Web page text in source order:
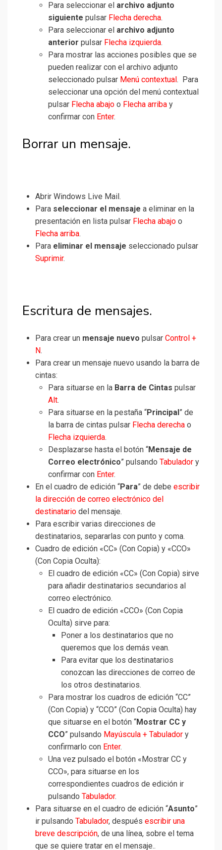
Para seleccionar el archivo adjunto
siguiente pulsar Flecha derecha.
Para seleccionar el archivo adjunto
anterior pulsar Flecha izquierda.
Para mostrar las acciones posibles que se
pueden realizar con el archivo adjunto
seleccionado pulsar Menú contextual . Para
seleccionar una opción del menú contextual
pulsar Flecha abajo o Flecha arriba y
confirmar con Enter.
Borrar un mensaje.
Abrir Windows Live Mail.
Para seleccionar el mensaje a eliminar en la
presentación en lista pulsar Flecha abajo o
Flecha arriba.
Para eliminar el mensaje seleccionado pulsar
Suprimir.
Escritura de mensajes.
Para crear un mensaje nuevo pulsar Control +
N.
Para crear un mensaje nuevo usando la barra de
cintas:
Para situarse en la Barra de Cintas pulsar
Alt.
Para situarse en la pestaña “Principal ” de
la barra de cintas pulsar Flecha derecha o
Flecha izquierda.
Desplazarse hasta el botón “Mensaje de
Correo electrónico” pulsando Tabulador y
confirmar con Enter.
En el cuadro de edición “Para” de debe escribir
la dirección de correo electrónico del
destinatario del mensaje.
Para escribir varias direcciones de
destinatarios, separarlas con punto y coma.
Cuadro de edición «CC» (Con Copia) y «CCO»
(Con Copia Oculta):
El cuadro de edición «CC» (Con Copia) sirve
para añadir destinatarios secundarios al
correo electrónico.
El cuadro de edición «CCO» (Con Copia
Oculta) sirve para:
Poner a los destinatarios que no
queremos que los demás vean.
Para evitar que los destinatarios
conozcan las direcciones de correo de
los otros destinatarios.
Para mostrar los cuadros de edición “CC”
(Con Copia) y “CCO” (Con Copia Oculta) hay
que situarse en el botón “Mostrar CC y
CCO” pulsando Mayúscula + Tabulador y
confirmarlo con Enter.
Una vez pulsado el botón «Mostrar CC y
CCO», para situarse en los
correspondientes cuadros de edición ir
pulsando Tabulador.
Para situarse en el cuadro de edición “Asunto”
ir pulsando Tabulador, después escribir una
breve descripción, de una línea, sobre el tema
que se quiere tratar en el mensaje..